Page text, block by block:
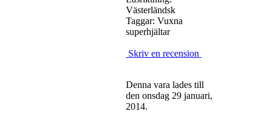
Västerländsk
Taggar: Vuxna
superhjältar
Skriv en recension
Denna vara lades till
den onsdag 29 januari,
2014.